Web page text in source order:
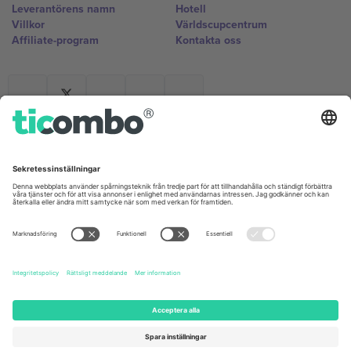
Leverantörens namn
Villkor
Affiliate-program
Hotell
Världscupcentrum
Kontakta oss
Kontor och support
Germany
Berlin, Germany
United Kingdom
United States
131 Continental Dr, Suite 305,
Switzerland
Dorfstrasse 52a, 6390